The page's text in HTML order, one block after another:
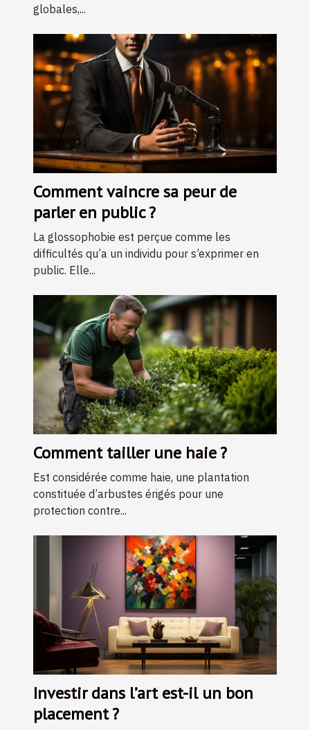
globales,...
Comment vaincre sa peur de
parler en public ?
La glossophobie est perçue comme les
difficultés qu’a un individu pour s’exprimer en
public. Elle...
Comment tailler une haie ?
Est considérée comme haie, une plantation
constituée d’arbustes érigés pour une
protection contre...
Investir dans l’art est-il un bon
placement ?